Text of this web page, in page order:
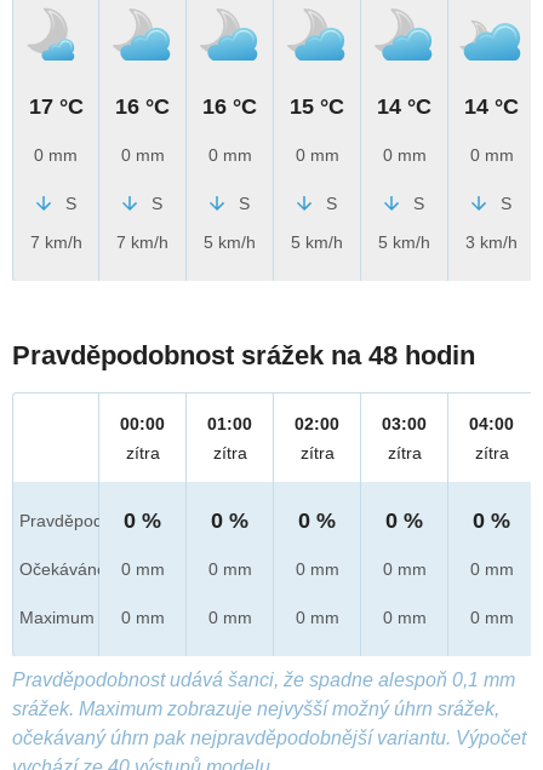
17 °C
0 mm
S
7 km/h
16 °C
0 mm
S
7 km/h
16 °C
0 mm
S
5 km/h
15 °C
0 mm
S
5 km/h
14 °C
0 mm
S
5 km/h
14 °C
0 mm
S
3 km/h
Pravděpodobnost srážek na 48 hodin
Pravděpod.
Očekáváno
Maximum
00:00
zítra
0 %
0 mm
0 mm
01:00
zítra
0 %
0 mm
0 mm
02:00
zítra
0 %
0 mm
0 mm
03:00
zítra
0 %
0 mm
0 mm
04:00
zítra
0 %
0 mm
0 mm
Pravděpodobnost udává šanci, že spadne alespoň 0,1 mm
srážek. Maximum zobrazuje nejvyšší možný úhrn srážek,
očekávaný úhrn pak nejpravděpodobnější variantu. Výpočet